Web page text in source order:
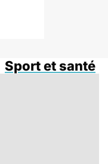
Sport et santé